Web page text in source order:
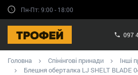
Пн-Пт: 9:00 - 18:00
097
Головна Спінінгові принади
Інші
Блешня оберталка LJ SHELT BLADE